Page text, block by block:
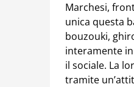
Marchesi,
unica questa
bouzouki,
interamente
il sociale. La
tramite